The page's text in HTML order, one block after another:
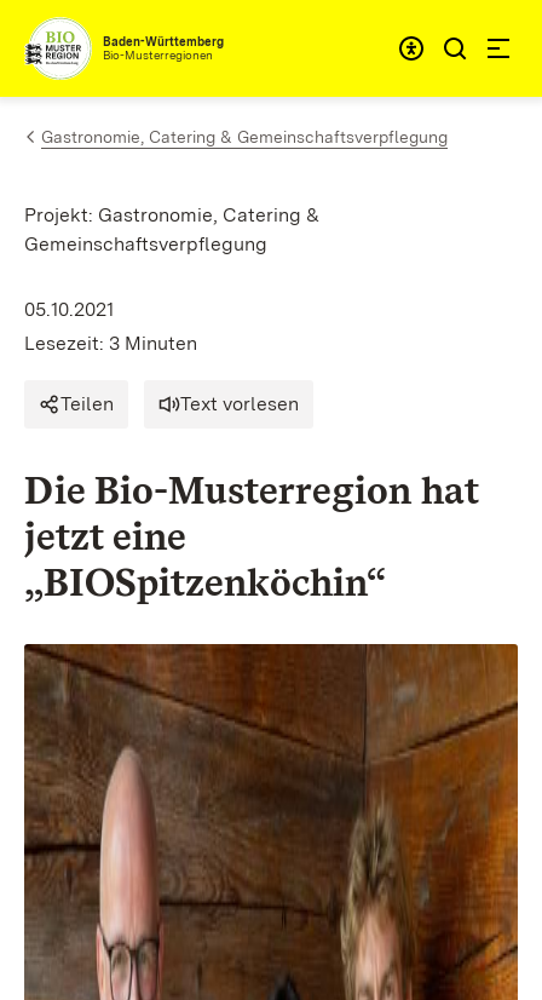
Zum Inhalt springen
Baden-Württemberg
Bio-Musterregionen
Gastronomie, Catering & Gemeinschaftsverpflegung
Projekt: Gastronomie, Catering &
Gemeinschaftsverpflegung
05.10.2021
Lesezeit: 3 Minuten
Teilen Text vorlesen
Die Bio-Musterregion hat
jetzt eine
„BIOSpitzenköchin“